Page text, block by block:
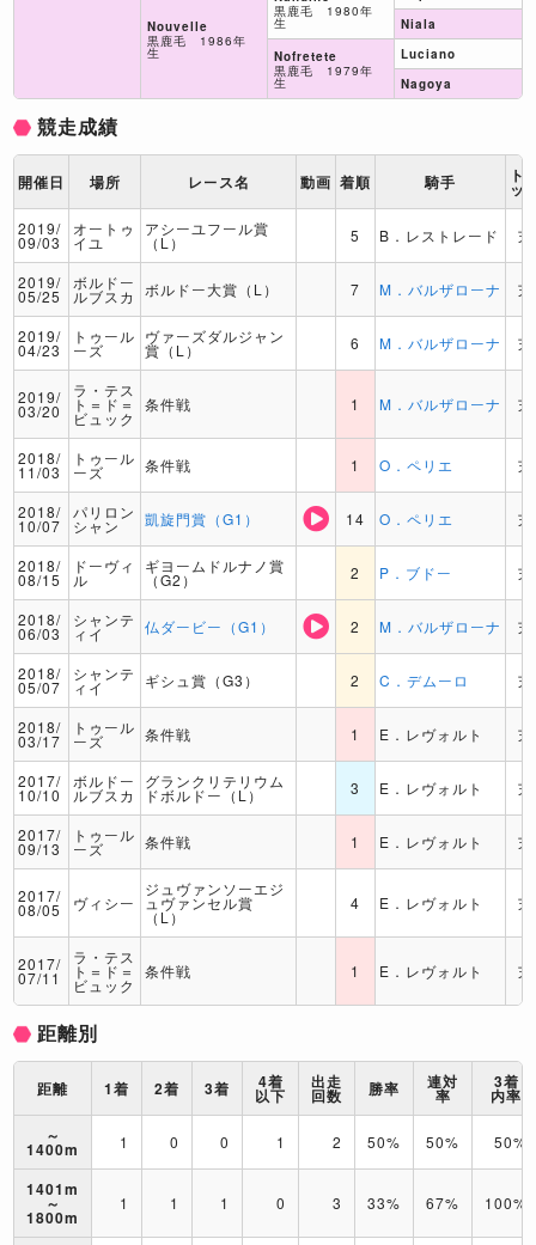
Nouvelle
黒鹿毛 1986年
生
黒鹿毛 1980年
生
Nofretete
黒鹿毛 1979年
生
Niala
Luciano
Nagoya
競走成績
開催日 場所 レース名 動画 着順 騎手 ト
ッ
2019/
09/03
オートゥ
イユ
アシーユフール賞
（L） 5 B．レストレード 芝
2019/
05/25
ボルドー
ルブスカ ボルドー大賞（L） 7 M．バルザローナ 芝
2019/
04/23
トゥール
ーズ
ヴァーズダルジャン
賞（L） 6 M．バルザローナ 芝
2019/
03/20
ラ・テス
ト＝ド＝
ビュック
条件戦 1 M．バルザローナ 芝
2018/
11/03
トゥール
ーズ 条件戦 1 O．ペリエ 芝
2018/
10/07
パリロン
シャン 凱旋門賞（G1） 14 O．ペリエ 芝
2018/
08/15
ドーヴィ
ル
ギヨームドルナノ賞
（G2） 2 P．ブドー 芝
2018/
06/03
シャンテ
ィイ 仏ダービー（G1） 2 M．バルザローナ 芝
2018/
05/07
シャンテ
ィイ ギシュ賞（G3） 2 C．デムーロ 芝
2018/
03/17
トゥール
ーズ 条件戦 1 E．レヴォルト 芝
2017/
10/10
ボルドー
ルブスカ
グランクリテリウム
ドボルドー（L） 3 E．レヴォルト 芝
2017/
09/13
トゥール
ーズ 条件戦 1 E．レヴォルト 芝
2017/
08/05 ヴィシー
ジュヴァンソーエジ
ュヴァンセル賞
（L）
4 E．レヴォルト 芝
2017/
07/11
ラ・テス
ト＝ド＝
ビュック
条件戦 1 E．レヴォルト 芝
距離別
距離 1着 2着 3着 4着
以下
出走
回数 勝率 連対
率
3着
内率
～
1400m 1 0 0 1 2 50% 50% 50%
1401m
～
1800m
1 1 1 0 3 33% 67% 100%